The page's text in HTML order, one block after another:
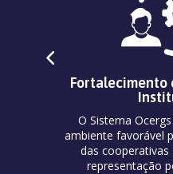
Fortalecimento
O Sistema
ambiente favorável
das cooperativas
representação